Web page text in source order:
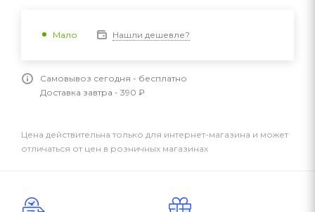
Мало Нашли дешевле?
Самовывоз сегодня - бесплатно
Доставка завтра - 390 ₽
Цена действительна только для интернет-магазина и может
отличаться от цен в розничных магазинах